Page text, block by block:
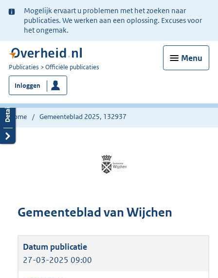
Ter
informatie:
Mogelijk ervaart u problemen met het zoeken naar
publicaties. We werken aan een oplossing. Excuses voor
het ongemak.
Menu
U
bent
nu
hier:
Publicaties Officiële publicaties
Inloggen
Home Gemeenteblad 2025, 132937
Gemeenteblad van Wijchen
27-03-2025 09:00